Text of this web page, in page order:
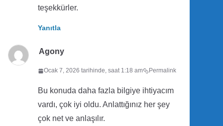
teşekkürler.
Yanıtla
Agony
Ocak 7, 2026 tarihinde, saat 1:18 am Permalink
Bu konuda daha fazla bilgiye ihtiyacım
vardı, çok iyi oldu. Anlattığınız her şey
çok net ve anlaşılır.